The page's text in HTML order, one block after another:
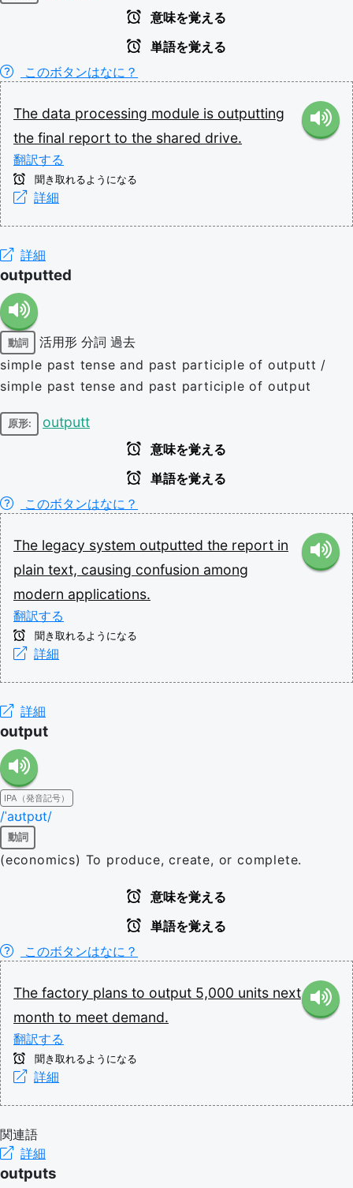
意味を覚える
単語を覚える
このボタンはなに？
The data processing module is outputting
the final report to the shared drive.
翻訳する
聞き取れるようになる
詳細
詳細
outputted
動詞 活用形 分詞 過去
simple past tense and past participle of outputt /
simple past tense and past participle of output
原形: outputt
意味を覚える
単語を覚える
このボタンはなに？
The legacy system outputted the report in
plain text, causing confusion among
modern applications.
翻訳する
聞き取れるようになる
詳細
詳細
output
IPA（発音記号）
/ˈaʊtpʊt/
動詞
(economics) To produce, create, or complete.
意味を覚える
単語を覚える
このボタンはなに？
The factory plans to output 5,000 units next
month to meet demand.
翻訳する
聞き取れるようになる
詳細
関連語
詳細
outputs